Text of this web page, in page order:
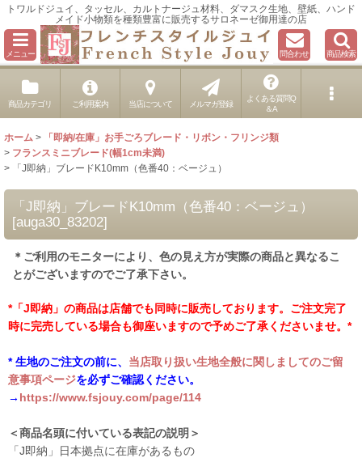
トワルドジュイ、タッセル、カルトナージュ材料、ダマスク生地、壁紙、ハンド
メイド小物類を種類豊富に販売するサロネーゼ御用達の店
メニュー 問合わせ 商品検索
商品カテゴリ ご利用案内 当店について メルマガ登録
よくある質問Q
＆A
ホーム >
「即納/在庫」お手ごろブレード・リボン・フリンジ類
> フランスミニブレード(幅1cm未満)
>
「J即納」ブレードK10mm（色番40：ベージュ）
「J即納」ブレードK10mm（色番40：ベージュ）
[auga30_83202]
＊ご利用のモニターにより、色の見え方が実際の商品と異なるこ
とがございますのでご了承下さい。
*「J即納」の商品は店舗でも同時に販売しております。ご注文完了
時に完売している場合も御座いますので予めご了承くださいませ。*
* 生地のご注文の前に、 当店取り扱い生地全般に関しましてのご留
意事項ページを必ずご確認ください。
→ https://www.fsjouy.com/page/114
＜商品名頭に付いている表記の説明＞
「J即納」日本拠点に在庫があるもの